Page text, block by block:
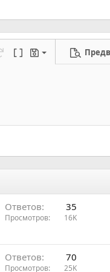
Переключить BB код
Черновики
Ответов 35
Просмотров 16K
Ответов 70
Просмотров 25K